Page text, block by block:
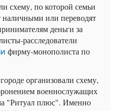
схему, по которой семьи
или переводят
деньги за
расследователи
фирму-монополиста по
организовали схему,
военнослужащих
"Ритуал плюс". Именно